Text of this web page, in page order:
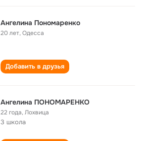
Ангелина Пономаренко
20 лет,Одесса
Добавить в друзья
Ангелина ПОНОМАРЕНКО
22 года,Лохвица
3 школа